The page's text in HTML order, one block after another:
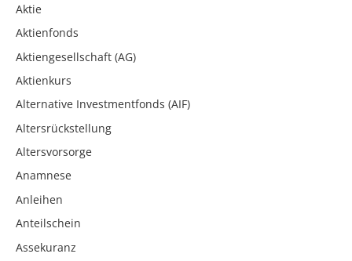
Aktie
Aktienfonds
Aktiengesellschaft (AG)
Aktienkurs
Alternative Investmentfonds (AIF)
Altersrückstellung
Altersvorsorge
Anamnese
Anleihen
Anteilschein
Assekuranz